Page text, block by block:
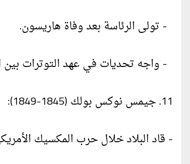
- تولى الرئاسة بعد وفاة هاريسون.
- واجه تحديات في عهد التوترات بين
11. جيمس نوكس بولك (1845-1849):
- قاد البلاد خلال حرب المكسيك